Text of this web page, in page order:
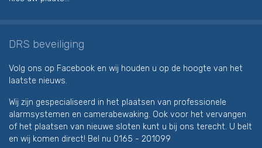
DRS beveiliging
Volg ons op Facebook en wij houden u op de hoogte van het
laatste nieuws.
Wij zijn gespecialiseerd in het plaatsen van professionele
alarmsystemen en camerabewaking. Ook voor het vervangen
of het plaatsen van nieuwe sloten kunt u bij ons terecht. U belt
en wij komen direct! Bel nu 0165 - 201099